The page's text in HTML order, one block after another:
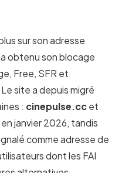
sur son adresse
a obtenu son blocage
Free, SFR et
site a depuis migré
: cinepulse.ccet
janvier 2026, tandis
comme adresse de
dont les FAI